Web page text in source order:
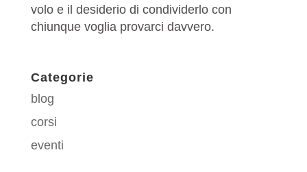
volo e il desiderio di condividerlo con
chiunque voglia provarci davvero.
Categorie
blog
corsi
eventi